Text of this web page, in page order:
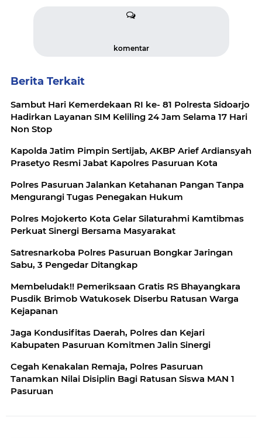
komentar
Berita Terkait
Sambut Hari Kemerdekaan RI ke- 81 Polresta Sidoarjo
Hadirkan Layanan SIM Keliling 24 Jam Selama 17 Hari
Non Stop
Kapolda Jatim Pimpin Sertijab, AKBP Arief Ardiansyah
Prasetyo Resmi Jabat Kapolres Pasuruan Kota
Polres Pasuruan Jalankan Ketahanan Pangan Tanpa
Mengurangi Tugas Penegakan Hukum
Polres Mojokerto Kota Gelar Silaturahmi Kamtibmas
Perkuat Sinergi Bersama Masyarakat
Satresnarkoba Polres Pasuruan Bongkar Jaringan
Sabu, 3 Pengedar Ditangkap
Membeludak!! Pemeriksaan Gratis RS Bhayangkara
Pusdik Brimob Watukosek Diserbu Ratusan Warga
Kejapanan
Jaga Kondusifitas Daerah, Polres dan Kejari
Kabupaten Pasuruan Komitmen Jalin Sinergi
Cegah Kenakalan Remaja, Polres Pasuruan
Tanamkan Nilai Disiplin Bagi Ratusan Siswa MAN 1
Pasuruan